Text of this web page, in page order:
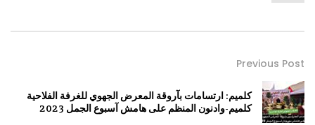
Previous Post
كلميم: ارتسامات بآروقة المعرض الجهوي للغرفة الفلاحية
كلميم-وادنون المنظم على هامش آسبوع الجمل 2023